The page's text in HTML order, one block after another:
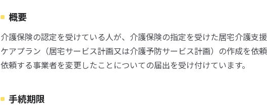
概要
介護保険の認定を受けている人が、介護保険の指定を受けた居宅介護支
ケアプラン（居宅サービス計画又は介護予防サービス計画）の作成を依
依頼する事業者を変更したことについての届出を受け付けています。
手続期限